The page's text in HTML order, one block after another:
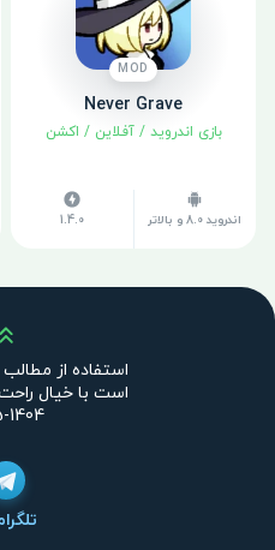
MOD
Never Grave
بازی اندروید /آفلاین / اکشن
اندروید 8.0 و بالاتر 1.4.0
استفاده از
است با خیال
1404-1405